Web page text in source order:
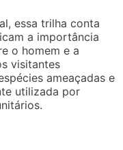
essa trilha conta
a importância
o homem e a
visitantes
ameaçadas e
utilizada por